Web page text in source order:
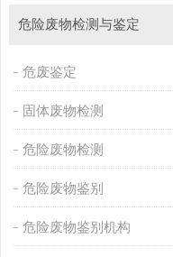
危险废物检测与鉴定
危废鉴定
固体废物检测
危险废物检测
危险废物鉴别
危险废物鉴别机构